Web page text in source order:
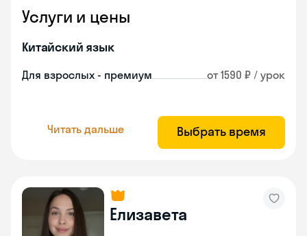
Услуги и цены
Китайский язык
Для взрослых - премиум от 1590 ₽ / урок
Читать дальше Выбрать время
Елизавета